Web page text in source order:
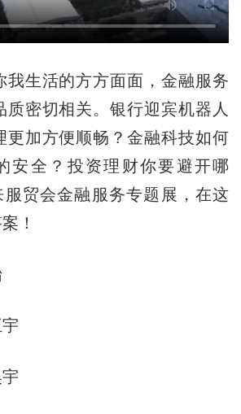
生活的方方面面，金融服务
质密切相关。银行迎宾机器人
更加方便顺畅？金融科技如何
安全？投资理财你要避开哪
服贸会金融服务专题展，在这
！